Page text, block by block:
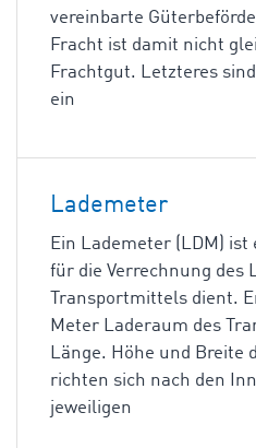
vereinbarte
Fracht ist damit nicht
Frachtgut. Letzteres
ein
Lademeter
Ein Lademeter (LDM) ist
für die Verrechnung des
Transportmittels dient.
Meter Laderaum des
Länge. Höhe und Breite
richten sich nach den
jeweiligen